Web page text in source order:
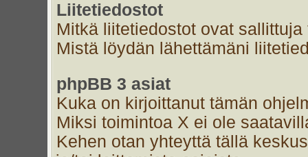
Liitetiedostot
Mitkä liitetiedostot ovat
Mistä löydän lähettämäni
phpBB 3 asiat
Kuka on kirjoittanut tämän
Miksi toimintoa X ei ole
Kehen otan yhteyttä tällä